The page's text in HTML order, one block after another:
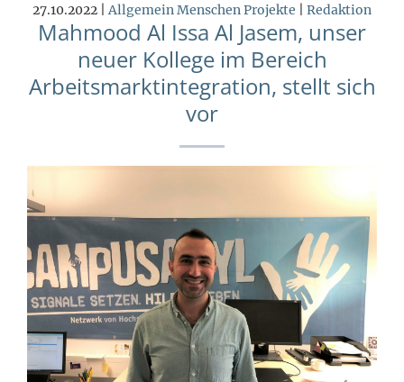
27.10.2022 |AllgemeinMenschenProjekte Redaktion
Mahmood Al Issa Al Jasem, unser
neuer Kollege im Bereich
Arbeitsmarktintegration, stellt sich
vor